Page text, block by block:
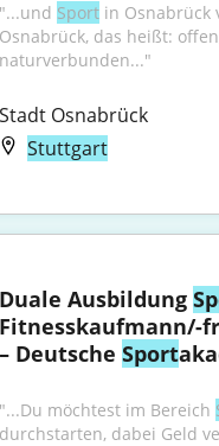
"...und Sport in Osnabrück
Osnabrück, das heißt:
naturverbunden..."
Stadt Osnabrück
Stuttgart
Duale Ausbildung
Fitnesskaufmann/-
– Deutsche Sport
"...Du möchtest im Bereich
durchstarten, dabei Geld